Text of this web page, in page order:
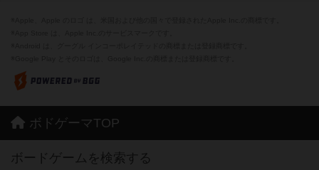
ボドゲーマTOP
ボードゲームを検索する